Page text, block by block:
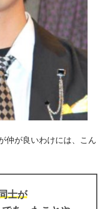
仲が良いわけには、こん
士が